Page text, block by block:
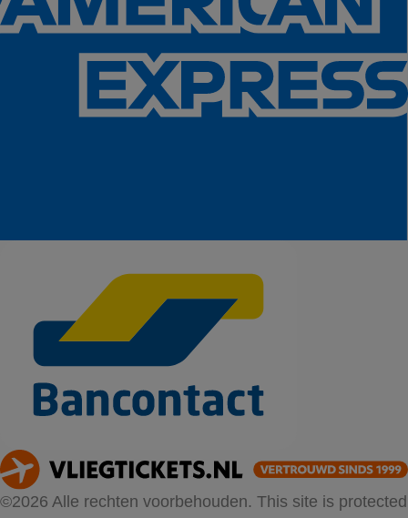
©2026 Alle rechten voorbehouden. This site is protected